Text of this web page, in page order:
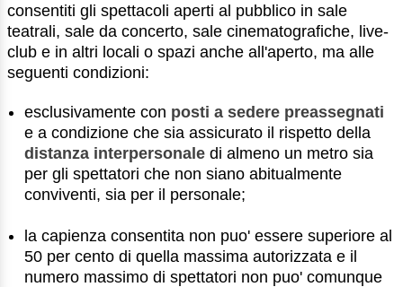
consentiti gli spettacoli aperti al pubblico in sale
teatrali, sale da concerto, sale cinematografiche, live-
club e in altri locali o spazi anche all'aperto, ma alle
seguenti condizioni:
esclusivamente con posti a sedere preassegnati
e a condizione che sia assicurato il rispetto della
distanza interpersonale di almeno un metro sia
per gli spettatori che non siano abitualmente
conviventi, sia per il personale;
la capienza consentita non puo' essere superiore al
50 per cento di quella massima autorizzata e il
numero massimo di spettatori non puo' comunque